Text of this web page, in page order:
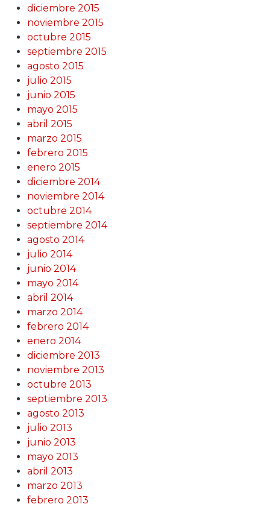
diciembre 2015
noviembre 2015
octubre 2015
septiembre 2015
agosto 2015
julio 2015
junio 2015
mayo 2015
abril 2015
marzo 2015
febrero 2015
enero 2015
diciembre 2014
noviembre 2014
octubre 2014
septiembre 2014
agosto 2014
julio 2014
junio 2014
mayo 2014
abril 2014
marzo 2014
febrero 2014
enero 2014
diciembre 2013
noviembre 2013
octubre 2013
septiembre 2013
agosto 2013
julio 2013
junio 2013
mayo 2013
abril 2013
marzo 2013
febrero 2013